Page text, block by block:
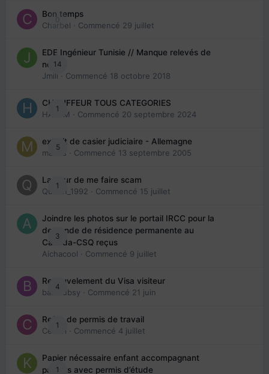
0
Bon temps
Charbel · Commencé 29 juillet
14
EDE Ingénieur Tunisie // Manque relevés de
note
Jmili · Commencé 18 octobre 2018
1
CHAUFFEUR TOUS CATEGORIES
HAZEM · Commencé 20 septembre 2024
5
extrait de casier judiciaire - Allemagne
maries · Commencé 13 septembre 2005
1
La peur de me faire scam
Queen_1992 · Commencé 15 juillet
3
Joindre les photos sur le portail IRCC pour la
demande de résidence permanente au
Canada-CSQ reçus
Aichacool · Commencé 9 juillet
4
Renouvelement du Visa visiteur
babibubsy · Commencé 21 juin
1
Refus de permis de travail
Cedbri · Commencé 4 juillet
1
Papier nécessaire enfant accompagnant
parents avec permis d’étude